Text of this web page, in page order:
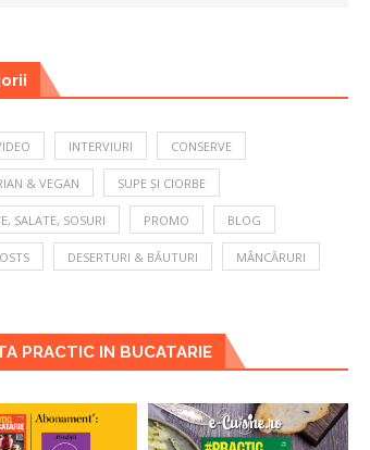
INTERVIURI CONSERVE
& VEGAN SUPE ȘI CIORBE
SALATE, SOSURI PROMO BLOG
DESERTURI & BĂUTURI MÂNCĂRURI
PRACTIC IN BUCATARIE